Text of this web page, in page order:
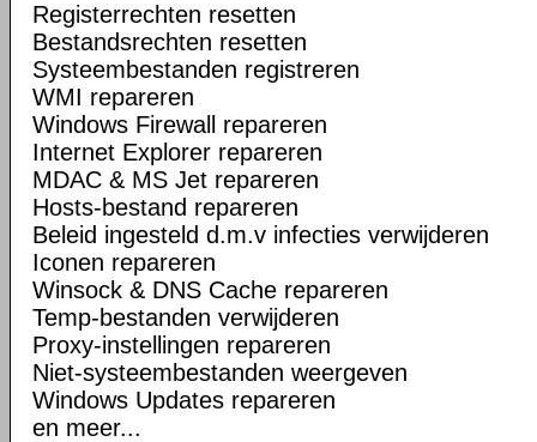
Registerrechten resetten
Bestandsrechten resetten
Systeembestanden registreren
WMI repareren
Windows Firewall repareren
Internet Explorer repareren
MDAC & MS Jet repareren
Hosts-bestand repareren
Beleid ingesteld d.m.v infecties verwijderen
Iconen repareren
Winsock & DNS Cache repareren
Temp-bestanden verwijderen
Proxy-instellingen repareren
Niet-systeembestanden weergeven
Windows Updates repareren
en meer...